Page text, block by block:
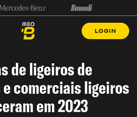
LOGIN
de ligeiros de
comerciais ligeiros
em 2023